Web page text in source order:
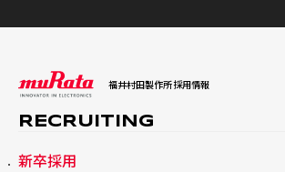
福井村田製作所採用情報
RECRUITING
新卒採用